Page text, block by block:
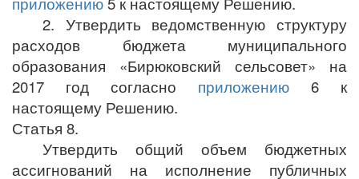
2. Утвердить ведомственную структуру
расходов бюджета муниципального
образования «Бирюковский сельсовет» на
2017 год согласно приложению 6 к
настоящему Решению.
Статья 8.
Утвердить общий объем бюджетных
ассигнований на исполнение публичных